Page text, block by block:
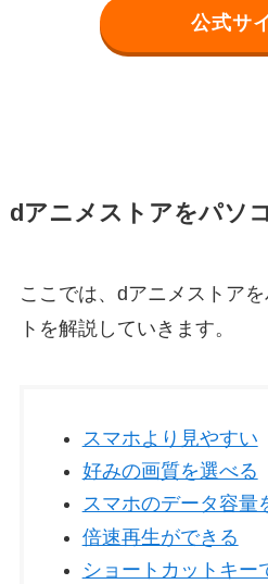
公式サ
dアニメストアをパソ
ここでは、dアニメストア
トを解説していきます。
スマホより見やすい
好みの画質を選べる
スマホのデータ容量
倍速再生ができる
ショートカットキー